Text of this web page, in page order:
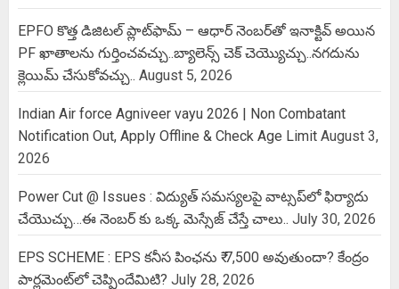
EPFO కొత్త డిజిటల్ ప్లాట్‌ఫామ్‌ – ఆధార్ నెంబర్‌తో ఇనాక్టివ్ అయిన
PF ఖాతాలను గుర్తించవచ్చు..బ్యాలెన్స్ చెక్ చెయ్యొచ్చు..నగదును
క్లెయిమ్ చేసుకోవచ్చు.. August 5, 2026
Indian Air force Agniveer vayu 2026 | Non Combatant
Notification Out, Apply Offline & Check Age Limit August 3,
2026
Power Cut @ Issues : విద్యుత్ సమస్యలపై వాట్సప్‌లో ఫిర్యాదు
చేయొచ్చు…ఈ నెంబర్ కు ఒక్క మెస్సేజ్ చేస్తే చాలు.. July 30, 2026
EPS SCHEME : EPS కనీస పింఛను ₹ 7,500 అవుతుందా? కేంద్రం
పార్లమెంట్‌లో చెప్పిందేమిటి? July 28, 2026